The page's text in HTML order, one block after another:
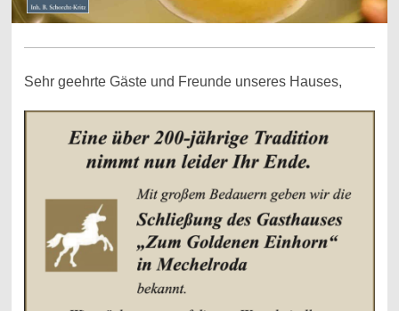
Sehr geehrte Gäste und Freunde unseres Hauses,